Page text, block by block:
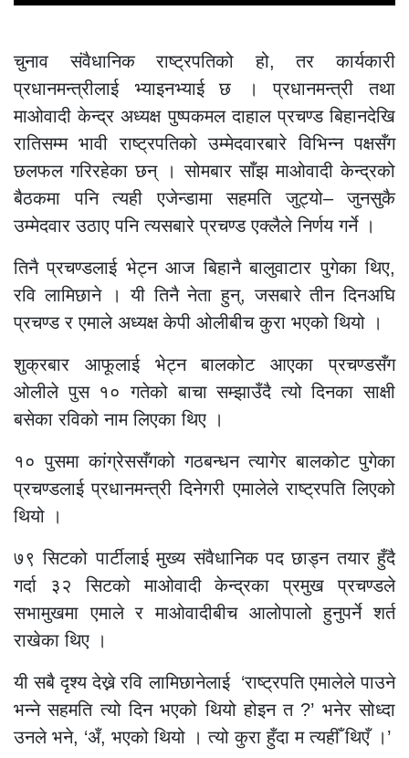
चुनाव संवैधानिक राष्ट्रपतिको हो, तर कार्यकारी
प्रधानमन्त्रीलाई भ्याइनभ्याई छ । प्रधानमन्त्री तथा
माओवादी केन्द्र अध्यक्ष पुष्पकमल दाहाल प्रचण्ड बिहानदेखि
रातिसम्म भावी राष्ट्रपतिको उम्मेदवारबारे विभिन्न पक्षसँग
छलफल गरिरहेका छन् । सोमबार साँझ माओवादी केन्द्रको
बैठकमा पनि त्यही एजेन्डामा सहमति जुट्यो– जुनसुकै
उम्मेदवार उठाए पनि त्यसबारे प्रचण्ड एक्लैले निर्णय गर्ने ।
तिनै प्रचण्डलाई भेट्न आज बिहानै बालुवाटार पुगेका थिए,
रवि लामिछाने । यी तिनै नेता हुन्, जसबारे तीन दिनअघि
प्रचण्ड र एमाले अध्यक्ष केपी ओलीबीच कुरा भएको थियो ।
शुक्रबार आफूलाई भेट्न बालकोट आएका प्रचण्डसँग
ओलीले पुस १० गतेको बाचा सम्झाउँदै त्यो दिनका साक्षी
बसेका रविको नाम लिएका थिए ।
१० पुसमा कांग्रेससँगको गठबन्धन त्यागेर बालकोट पुगेका
प्रचण्डलाई प्रधानमन्त्री दिनेगरी एमालेले राष्ट्रपति लिएको
थियो ।
७९ सिटको पार्टीलाई मुख्य संवैधानिक पद छाड्न तयार हुँदै
गर्दा ३२ सिटको माओवादी केन्द्रका प्रमुख प्रचण्डले
सभामुखमा एमाले र माओवादीबीच आलोपालो हुनुपर्ने शर्त
राखेका थिए ।
यी सबै दृश्य देख्ने रवि लामिछानेलाई ‘राष्ट्रपति एमालेले पाउने
भन्ने सहमति त्यो दिन भएको थियो होइन त ?’ भनेर सोध्दा
उनले भने, ‘अँ, भएको थियो । त्यो कुरा हुँदा म त्यहीँ थिएँ ।’